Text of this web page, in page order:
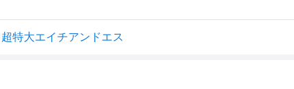
特大エイチアンドエス